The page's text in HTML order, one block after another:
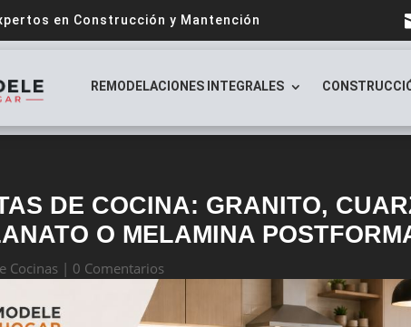
en Construcción y Mantención
REMODELACIONES INTEGRALES
DE COCINA: GRANITO,
O MELAMINA
Cocinas | 0 Comentarios